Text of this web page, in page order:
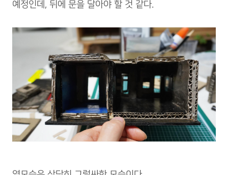
예정인데, 뒤에 문을 달아야 할 것 같다.